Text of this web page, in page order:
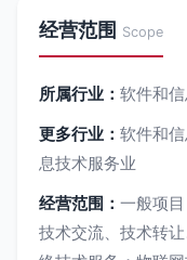
经营范围 Scope
所属行业： 软件和
更多行业： 软件和
息技术服务业
经营范围： 一般项
技术交流、技术转